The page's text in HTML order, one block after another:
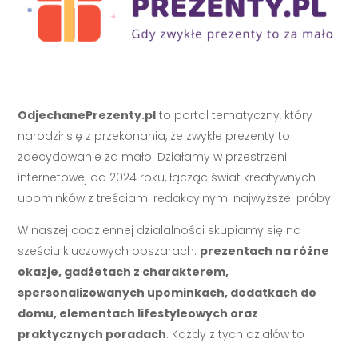
OdjechanePrezenty.pl to portal tematyczny, który
narodził się z przekonania, że zwykłe prezenty to
zdecydowanie za mało. Działamy w przestrzeni
internetowej od 2024 roku, łącząc świat kreatywnych
upominków z treściami redakcyjnymi najwyższej próby.
W naszej codziennej działalności skupiamy się na
sześciu kluczowych obszarach: prezentach na różne
okazje, gadżetach z charakterem,
spersonalizowanych upominkach, dodatkach do
domu, elementach lifestyleowych oraz
praktycznych poradach. Każdy z tych działów to